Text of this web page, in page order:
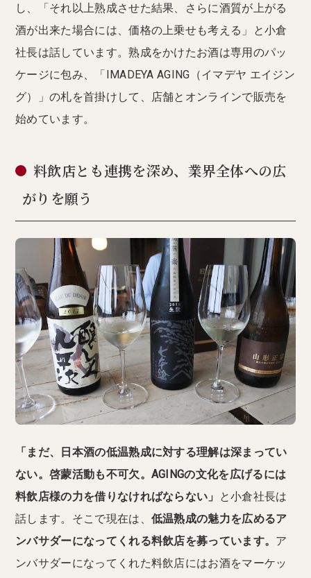
し、「それ以上熟成させた結果、さらに酒質が上がる
酒が出来た場合には、価格の上乗せも考える」と小倉
社長は話しています。熟成をかけたお酒は専用のパッ
ケージに包み、「IMADEYA AGING（イマデヤ エイジン
グ）」の札を首掛けして、店舗とオンラインで販売を
始めています。
料飲店とも連携を深め、業界全体への広
がりを願う
「まだ、日本酒の低温熟成に対する理解は深まってい
ない。啓蒙活動も不可欠。AGINGの文化を広げるには
料飲店様の力を借りなければならない」
と小倉社長は
話します。そこで現在は、 低温熟成の魅力を広めるア
ンバサダーになってくれる料飲店を募っています。 ア
ンバサダーになってくれた料飲店にはお酒をマーケッ